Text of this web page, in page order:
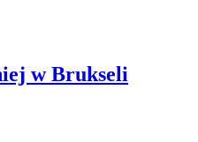
w Brukseli